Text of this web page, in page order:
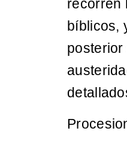
recorren
bíblicos,